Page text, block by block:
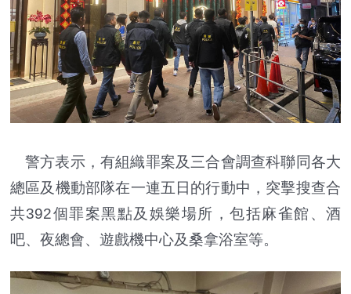
警方表示，有組織罪案及三合會調查科聯同各大
總區及機動部隊在一連五日的行動中，突擊搜查合
共392個罪案黑點及娛樂場所，包括麻雀館、酒
吧、夜總會、遊戲機中心及桑拿浴室等。